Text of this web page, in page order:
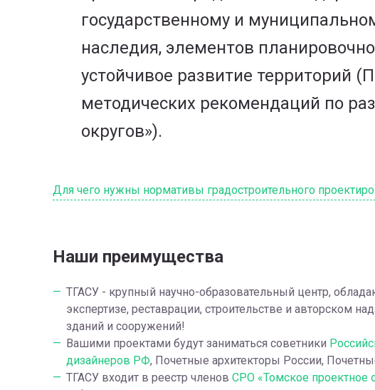
государственному и
наследия, элементов
устойчивое развитие территорий
методических рекомендаций по
округов»).
Для чего нужны нормативы градостроительного
Наши преимущества
ТГАСУ - крупный научно-образовательный центр,
экспертизе, реставрации, строительстве и авторском
зданий и сооружений!
Вашими проектами будут заниматься советники
дизайнеров РФ, Почетные архитекторы России,
ТГАСУ входит в реестр членов СРО «Томское проектное